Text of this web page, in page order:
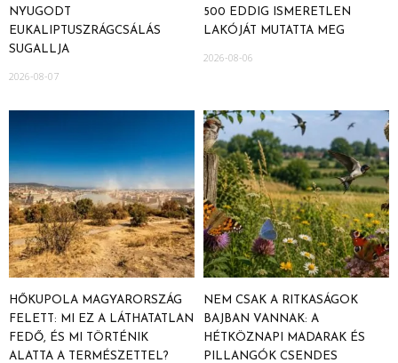
NYUGODT
EUKALIPTUSZRÁGCSÁLÁS
SUGALLJA
2026-08-07
500 EDDIG ISMERETLEN
LAKÓJÁT MUTATTA MEG
2026-08-06
HŐKUPOLA MAGYARORSZÁG
FELETT: MI EZ A LÁTHATATLAN
FEDŐ, ÉS MI TÖRTÉNIK
ALATTA A TERMÉSZETTEL?
NEM CSAK A RITKASÁGOK
BAJBAN VANNAK: A
HÉTKÖZNAPI MADARAK ÉS
PILLANGÓK CSENDES